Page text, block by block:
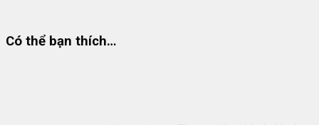
Có thể bạn thích…